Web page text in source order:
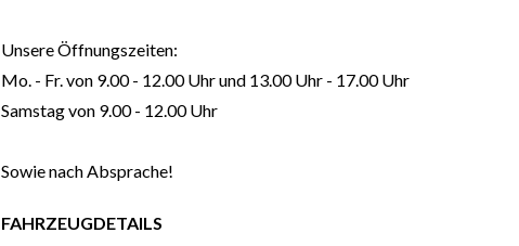
Unsere Öffnungszeiten:
Mo. - Fr. von 9.00 - 12.00 Uhr und 13.00 Uhr - 17.00 Uhr
Samstag von 9.00 - 12.00 Uhr
Sowie nach Absprache!
FAHRZEUGDETAILS